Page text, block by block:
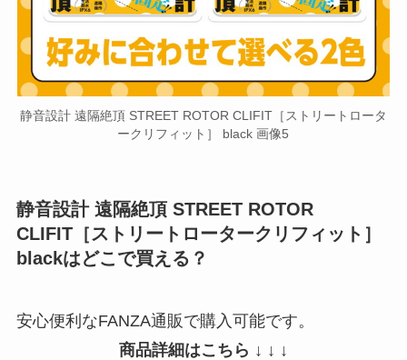
静音設計 遠隔絶頂 STREET ROTOR CLIFIT［ストリートロータ
ークリフィット］ black 画像5
静音設計 遠隔絶頂 STREET ROTOR
CLIFIT［ストリートロータークリフィット］
blackはどこで買える？
安心便利なFANZA通販で購入可能です。
商品詳細はこちら ↓ ↓ ↓